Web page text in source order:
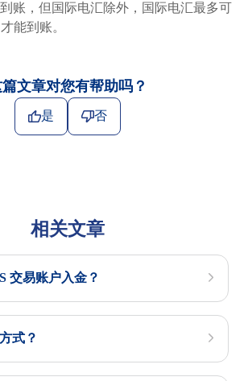
账，但国际电汇除外，国际电汇最多可
能到账。
文章对您有帮助吗？
是 否
相关文章
交易账户入金？
式？